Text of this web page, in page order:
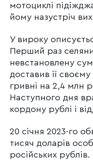
мотоциклі
йому назустріч
У вироку
Перший раз
невстановлену
доставив її
гривні на 2,4 млн
Наступного дня
кордону рублі і
20 січня 2023-го
тисяч доларів
російських рублів.